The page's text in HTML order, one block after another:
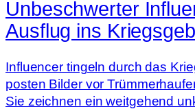
Unbeschwerter
Ausflug ins
Influencer tingeln durch das
posten Bilder vor
Sie zeichnen ein weitgehend